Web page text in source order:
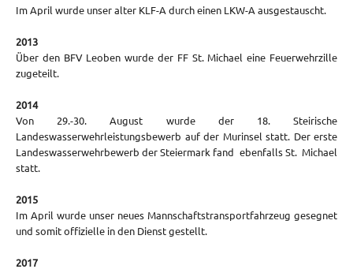
Im April wurde unser alter KLF-A durch einen LKW-A ausgestauscht.
2013
Über den BFV Leoben wurde der FF St. Michael eine Feuerwehrzille
zugeteilt.
2014
Von 29.-30. August wurde der 18. Steirische
Landeswasserwehrleistungsbewerb auf der Murinsel statt. Der erste
Landeswasserwehrbewerb der Steiermark fand ebenfalls St. Michael
statt.
2015
Im April wurde unser neues Mannschaftstransportfahrzeug gesegnet
und somit offizielle in den Dienst gestellt.
2017